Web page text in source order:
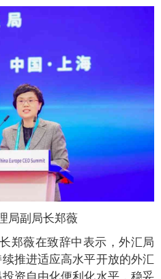
局副局长郑薇
郑薇在致辞中表示，外汇局
推进适应高水平开放的外汇
资自由化便利化水平，稳妥